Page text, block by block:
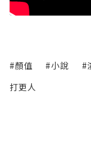
#顏值 #小說 #
打更人